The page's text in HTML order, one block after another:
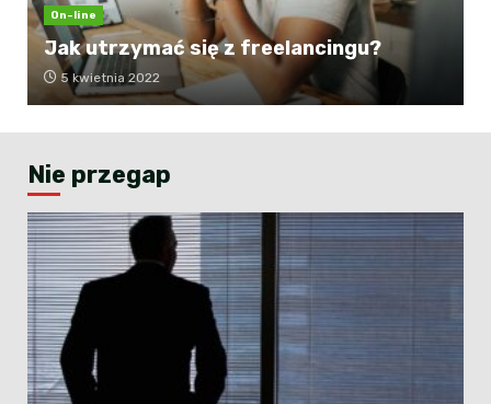
On-line
Jak utrzymać się z freelancingu?
5 kwietnia 2022
Nie przegap